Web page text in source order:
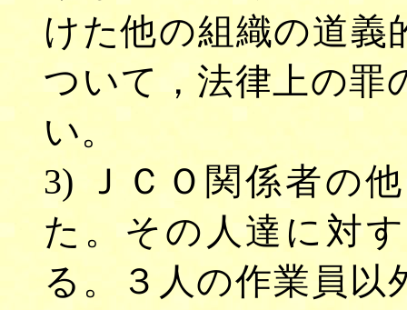
けた他の組織の道義
ついて，法律上の罪
い。
3) ＪＣＯ関係者の
た。その人達に対
る。３人の作業員以